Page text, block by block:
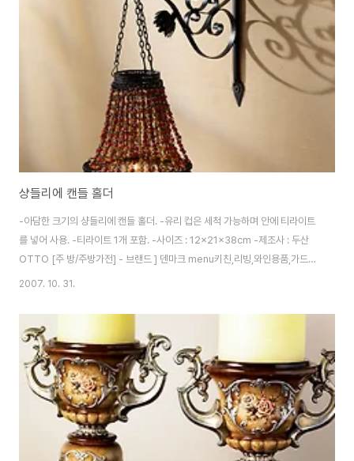
샹들리에 캔들 홀더
-아담한 크기의 샹들리에 캔들 홀더. -유리 컵은 세척 가능하며 안에 티라이트
를 넣어 사용. -티라이트 1개 포함. -사이즈 : 12x21x38cm -제조사 : 두산
OTTO [주 방/주방가전] - 브랜드 ] 덴마크 menu키친,리빙,와인용품,가드닝
아웃도어용품 [예쁜인테리어소품] - 클래식하고 고급스러운 대리석 느낌의 양
들 홀더 [예쁜인테리어소품] - 프리저브드 플라워 [예쁜인테리어소품] - 가을
내음 인테리어소품 [예쁜인테리어소품] - 소품 하나로, 원 포인트 인테리어
2007. 10. 31.